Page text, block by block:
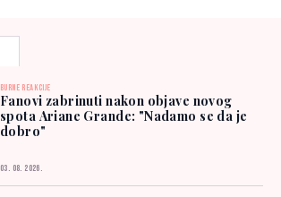
BURNE REAKCIJE
Fanovi zabrinuti nakon objave novog
spota Ariane Grande: "Nadamo se da je
dobro"
03. 08. 2026.